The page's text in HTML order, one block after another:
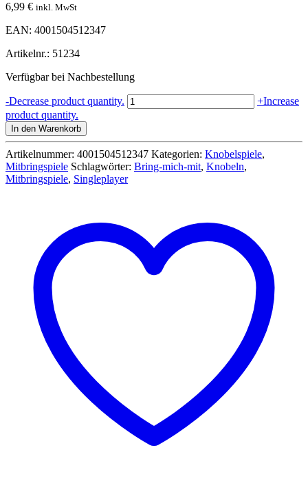
6,99 € inkl. MwSt
EAN: 4001504512347
Artikelnr.: 51234
Verfügbar bei Nachbestellung
-Decrease product quantity. Schmidt
Spiel
Knobelei
XXL
-
Metalldose
+Increase
product quantity.
In den Warenkorb
Artikelnummer: 4001504512347 Kategorien: Knobelspiele,
Mitbringspiele Schlagwörter: Bring-mich-mit, Knobeln,
Mitbringspiele, Singleplayer